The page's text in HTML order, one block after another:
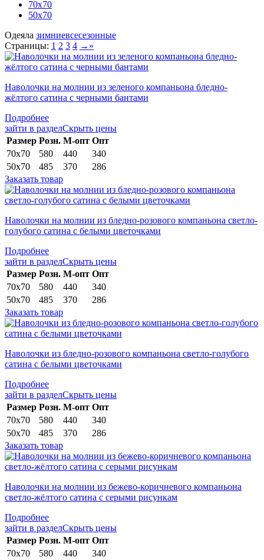
70х70
50х70
Одеяла зимниевсесезонные
Страницы: 1 2 3 4 → »
Наволочки на молнии из зеленого компаньона бледно-
жёлтого сатина с черными бантами
Подробнее
зайти в разделСкрыть цены
Раз­мер Розн. М-опт Опт
70х70
580 440
340
50х70
485 370
286
Заказать товар
Наволочки на молнии из бледно-розового компаньона светло-
голубого сатина с белыми цветочками
Подробнее
зайти в разделСкрыть цены
Раз­мер Розн. М-опт Опт
70х70
580 440
340
50х70
485 370
286
Заказать товар
Наволочки из бледно-розового компаньона светло-голубого
сатина с белыми цветочками
Подробнее
зайти в разделСкрыть цены
Раз­мер Розн. М-опт Опт
70х70
580 440
340
50х70
485 370
286
Заказать товар
Наволочки на молнии из бежево-коричневого компаньона
светло-жёлтого сатина с серыми рисункам
Подробнее
зайти в разделСкрыть цены
Раз­мер Розн. М-опт Опт
70х70
580 440
340